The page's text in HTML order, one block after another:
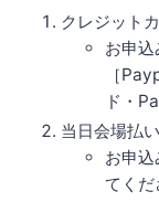
クレジット
お申
［
ド・
当日会場払
お申
てくだ